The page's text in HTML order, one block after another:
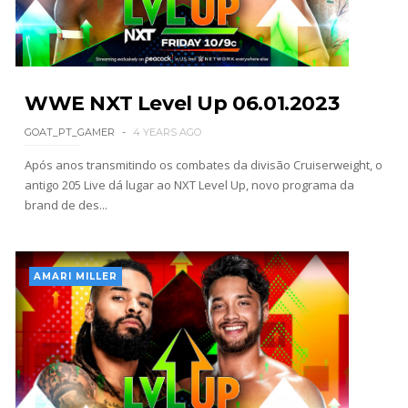
WWE: Lola Vice despede-se do NXT após derrota
no Underground Match
SCSA867 -Aug 06 2026
WWE: Bianca Belair e Montez Ford dão as boas-
vindas ao primeiro filho
SCSA867-Aug 05 2026
WWE: Brock Lesnar confirma que se retirou no
SummerSlam
SCSA867-Aug 05 2026
WWE NXT Level Up 06.01.2023
GOAT_PT_GAMER 4 YEARS AGO
Após anos transmitindo os combates da divisão Cruiserweight, o
antigo 205 Live dá lugar ao NXT Level Up, novo programa da
brand de des...
AMARI MILLER